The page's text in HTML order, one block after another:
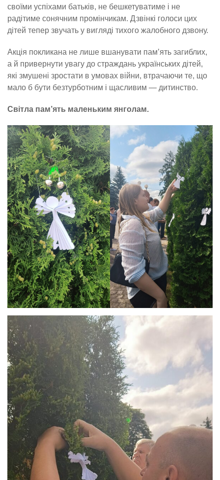
своїми успіхами батьків, не бешкетуватиме і не
радітиме сонячним промінчикам. Дзвінкі голоси цих
дітей тепер звучать у вигляді тихого жалобного дзвону.
Акція покликана не лише вшанувати пам’ять загиблих,
а й привернути увагу до страждань українських дітей,
які змушені зростати в умовах війни, втрачаючи те, що
мало б бути безтурботним і щасливим — дитинство.
Світла пам’ять маленьким янголам.